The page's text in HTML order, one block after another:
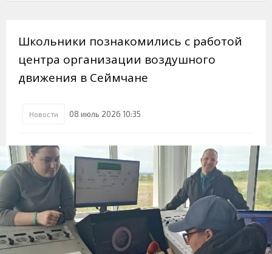
Школьники познакомились с работой
центра организации воздушного
движения в Сеймчане
Новости 08 июль 2026 10:35